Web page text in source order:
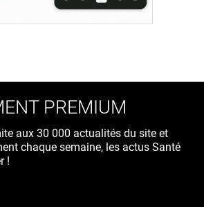
PREMIUM
aux 30 000 actualités du site et
chaque semaine, les actus Santé
!